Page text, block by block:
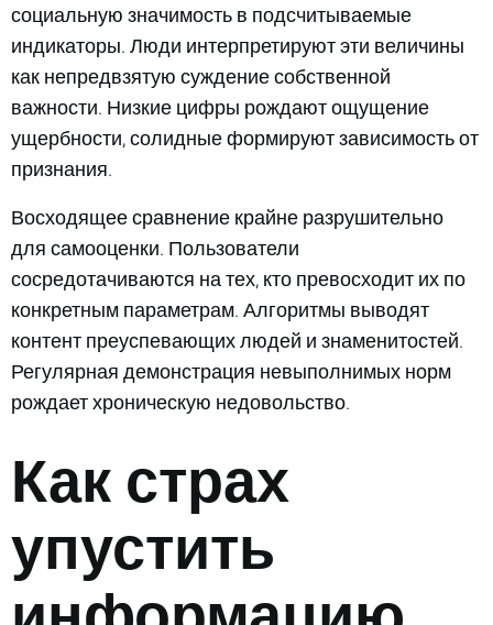
социальную значимость в подсчитываемые
индикаторы. Люди интерпретируют эти величины
как непредвзятую суждение собственной
важности. Низкие цифры рождают ощущение
ущербности, солидные формируют зависимость от
признания.
Восходящее сравнение крайне разрушительно
для самооценки. Пользователи
сосредотачиваются на тех, кто превосходит их по
конкретным параметрам. Алгоритмы выводят
контент преуспевающих людей и знаменитостей.
Регулярная демонстрация невыполнимых норм
рождает хроническую недовольство.
Как страх
упустить